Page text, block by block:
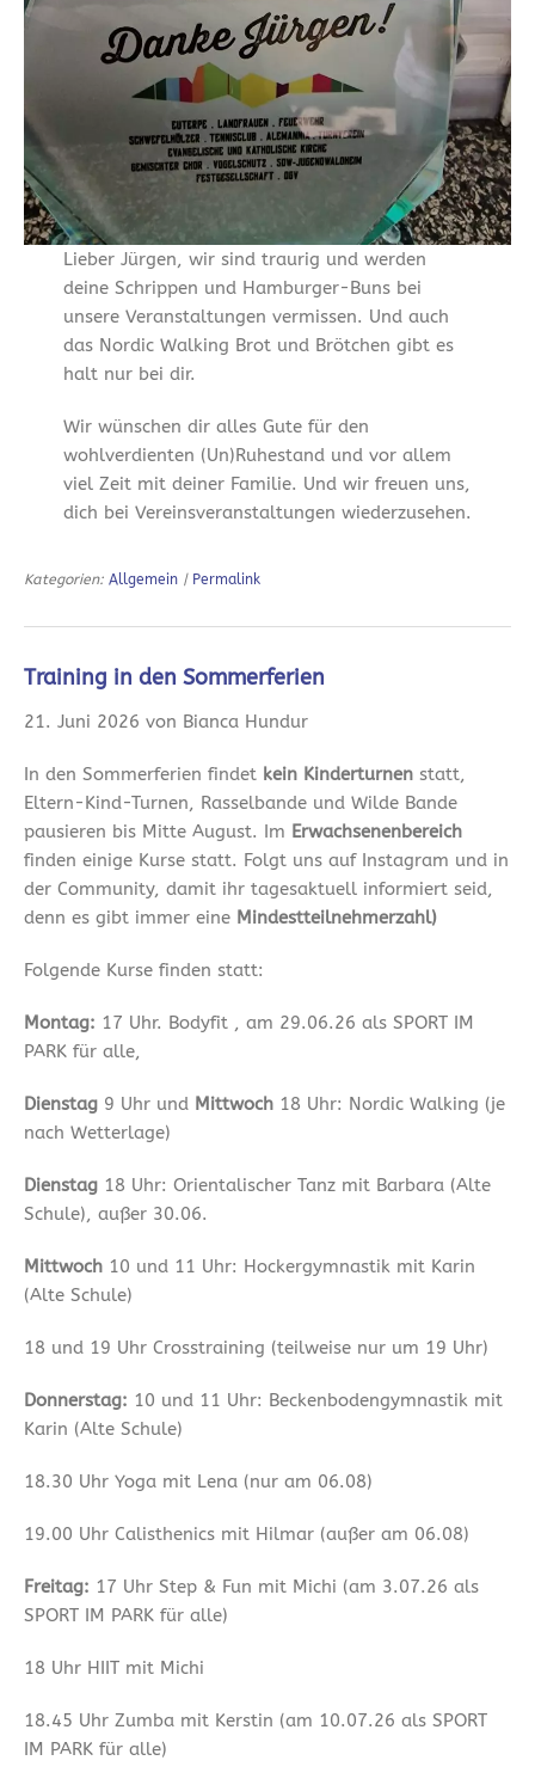
Lieber Jürgen, wir sind traurig und werden
deine Schrippen und Hamburger-Buns bei
unsere Veranstaltungen vermissen. Und auch
das Nordic Walking Brot und Brötchen gibt es
halt nur bei dir.
Wir wünschen dir alles Gute für den
wohlverdienten (Un)Ruhestand und vor allem
viel Zeit mit deiner Familie. Und wir freuen uns,
dich bei Vereinsveranstaltungen wiederzusehen.
Kategorien: Allgemein | Permalink
Training in den Sommerferien
21. Juni 2026 von Bianca Hundur
In den Sommerferien findet kein Kinderturnen statt,
Eltern-Kind-Turnen, Rasselbande und Wilde Bande
pausieren bis Mitte August. Im Erwachsenenbereich
finden einige Kurse statt. Folgt uns auf Instagram und in
der Community, damit ihr tagesaktuell informiert seid,
denn es gibt immer eine Mindestteilnehmerzahl)
Folgende Kurse finden statt:
Montag: 17 Uhr. Bodyfit , am 29.06.26 als SPORT IM
PARK für alle,
Dienstag 9 Uhr und Mittwoch 18 Uhr: Nordic Walking (je
nach Wetterlage)
Dienstag 18 Uhr: Orientalischer Tanz mit Barbara (Alte
Schule), außer 30.06.
Mittwoch 10 und 11 Uhr: Hockergymnastik mit Karin
(Alte Schule)
18 und 19 Uhr Crosstraining (teilweise nur um 19 Uhr)
Donnerstag: 10 und 11 Uhr: Beckenbodengymnastik mit
Karin (Alte Schule)
18.30 Uhr Yoga mit Lena (nur am 06.08)
19.00 Uhr Calisthenics mit Hilmar (außer am 06.08)
Freitag: 17 Uhr Step & Fun mit Michi (am 3.07.26 als
SPORT IM PARK für alle)
18 Uhr HIIT mit Michi
18.45 Uhr Zumba mit Kerstin (am 10.07.26 als SPORT
IM PARK für alle)